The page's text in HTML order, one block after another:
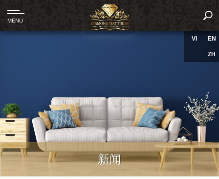
VI EN
ZH
新闻